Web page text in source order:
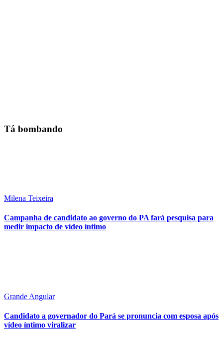
Tá bombando
Milena Teixeira
Campanha de candidato ao governo do PA fará pesquisa para
medir impacto de vídeo íntimo
Grande Angular
Candidato a governador do Pará se pronuncia com esposa após
vídeo íntimo viralizar